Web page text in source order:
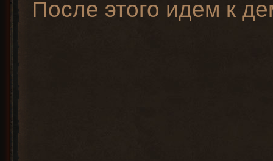
После этого идем к